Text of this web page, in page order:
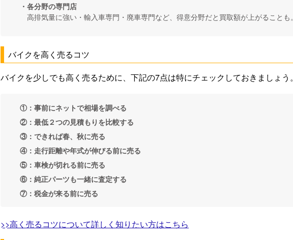
・各分野の専門店
高排気量に強い・輸入車専門・廃車専門など、得意分野だと買取額が上がることも。
バイクを高く売るコツ
バイクを少しでも高く売るために、下記の7点は特にチェックしておきましょう。
①：事前にネットで相場を調べる
②：最低２つの見積もりを比較する
③：できれば春、秋に売る
④：走行距離や年式が伸びる前に売る
⑤：車検が切れる前に売る
⑥：純正パーツも一緒に査定する
⑦：税金が来る前に売る
>>高く売るコツについて詳しく知りたい方はこちら